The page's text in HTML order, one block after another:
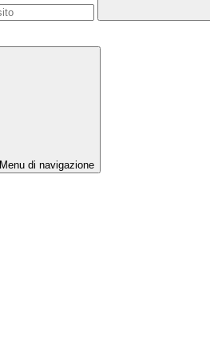
Menu di navigazione